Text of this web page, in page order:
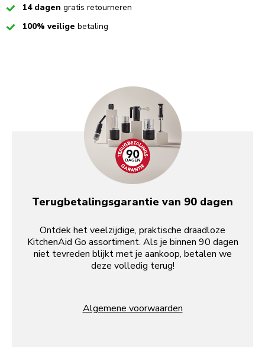
Checked14 dagen gratis retourneren
Checked100% veilige betaling
Terugbetalingsgarantie van 90 dagen
Ontdek het veelzijdige, praktische draadloze
KitchenAid Go assortiment. Als je binnen 90 dagen
niet tevreden blijkt met je aankoop, betalen we
deze volledig terug!
Algemene voorwaarden